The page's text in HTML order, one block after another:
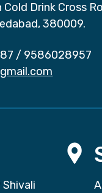
Cold Drink Cross
380009.
/ 9586028957